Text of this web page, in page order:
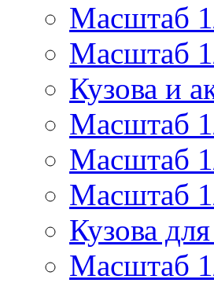
Масштаб
Масштаб
Кузова и
Масштаб
Масштаб
Масштаб
Кузова
Масштаб